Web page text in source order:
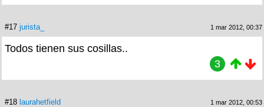
#17 jurista_ 1 mar 2012, 00:37
Todos tienen sus cosillas..
3
#18 laurahetfield 1 mar 2012, 00:53